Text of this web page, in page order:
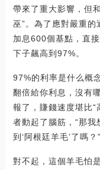
帶來了重大影響，但
巫”。為了應對嚴重
加息600個基點，直
下子飆高到97%。
97%的利率是什么概
翻倍給你利息，沒有
報了，賺錢速度堪比“
者動起了腦筋，“那
到‘阿根廷羊毛’了嗎？”
對不起，這個羊毛怕